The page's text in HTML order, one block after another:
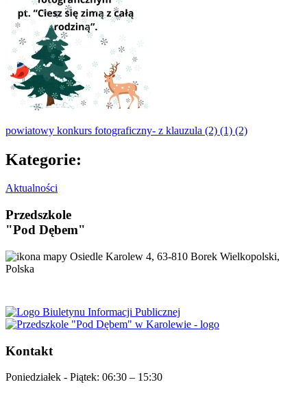
powiatowy konkurs fotograficzny- z klauzula (2) (1) (2)
Kategorie:
Aktualności
Przedszkole
"Pod Dębem"
Osiedle Karolew 4, 63-810 Borek Wielkopolski,
Polska
Kontakt
Poniedziałek - Piątek: 06:30 – 15:30